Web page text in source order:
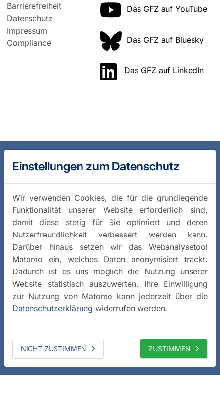
Barrierefreiheit
Datenschutz
Impressum
Compliance
Das GFZ auf YouTube
Das GFZ auf Bluesky
Das GFZ auf LinkedIn
Einstellungen zum Datenschutz
Wir verwenden Cookies, die für die grundlegende
Funktionalität unserer Website erforderlich sind,
damit diese stetig für Sie optimiert und deren
Nutzerfreundlichkeit verbessert werden kann.
Darüber hinaus setzen wir das Webanalysetool
Matomo ein, welches Daten anonymisiert trackt.
Dadurch ist es uns möglich die Nutzung unserer
Website statistisch auszuwerten. Ihre Einwilligung
zur Nutzung von Matomo kann jederzeit über die
Datenschutzerklärung widerrufen werden.
NICHT ZUSTIMMEN ZUSTIMMEN